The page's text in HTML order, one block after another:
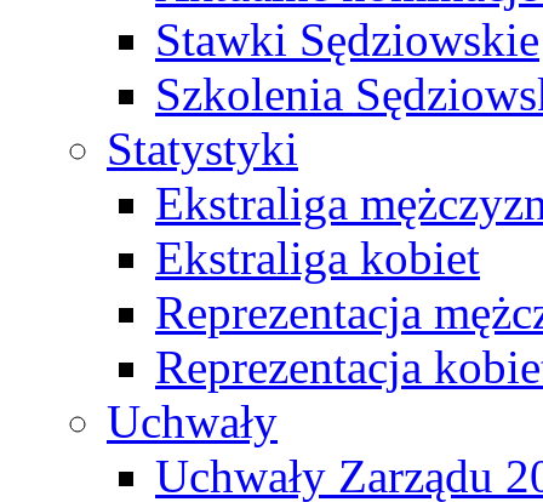
Stawki Sędziowskie
Szkolenia
Statystyki
Ekstraliga
Ekstraliga kobiet
Reprezentacja
Reprezentacja
Uchwały
Uchwały Zarządu